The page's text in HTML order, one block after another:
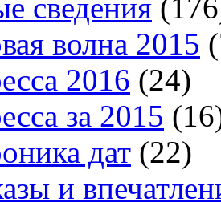
сведения
волна 2015
2016 (24)
за 2015
дат (22)
и